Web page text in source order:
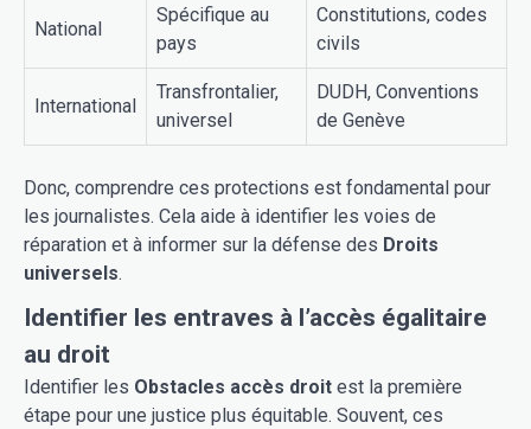
National
Spécifique au
pays
Constitutions, codes
civils
International
Transfrontalier,
universel
DUDH, Conventions
de Genève
Donc, comprendre ces protections est fondamental pour
les journalistes. Cela aide à identifier les voies de
réparation et à informer sur la défense des Droits
universels.
Identifier les entraves à l’accès égalitaire
au droit
Identifier les Obstacles accès droit est la première
étape pour une justice plus équitable. Souvent, ces